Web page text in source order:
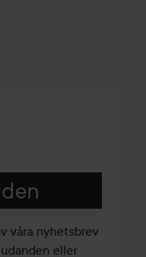
våra nyhetsbrev
eller